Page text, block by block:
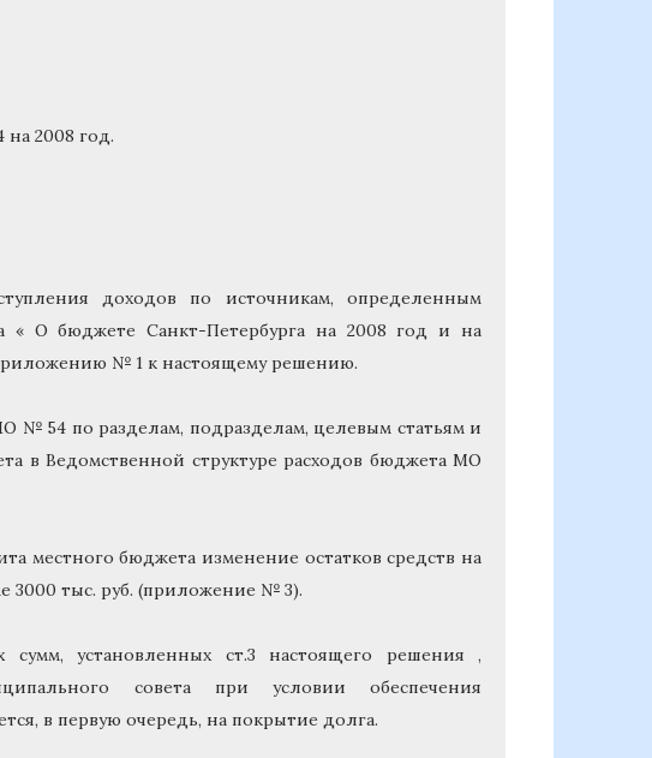
2008 год.
доходов по источникам, определенным
« О бюджете Санкт-Петербурга на 2008 год и на
№ 1 к настоящему решению.
№ 54 по разделам, подразделам, целевым статьям и
в Ведомственной структуре расходов бюджета МО
местного бюджета изменение остатков средств на
3000 тыс. руб. (приложение № 3).
сумм, установленных ст.3 настоящего решения ,
совета при условии обеспечения
в первую очередь, на покрытие долга.